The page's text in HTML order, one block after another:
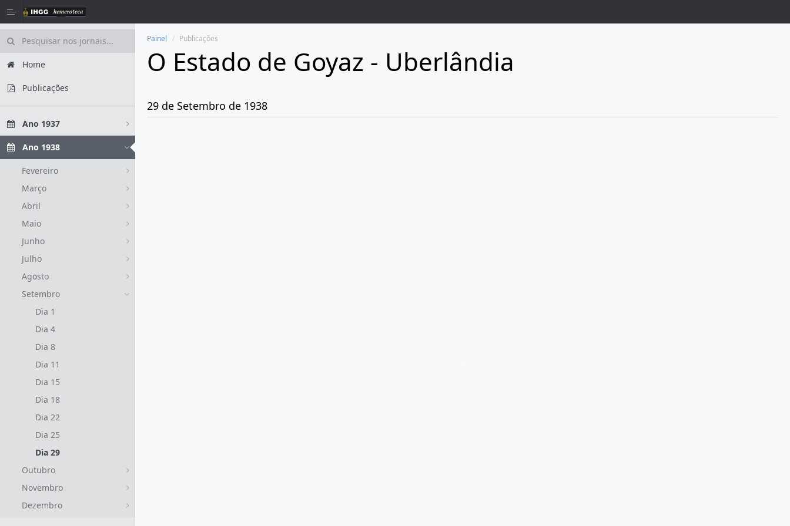
Home
Publicações
Ano 1937
Ano 1938
Fevereiro
Março
Abril
Maio
Junho
Julho
Agosto
Setembro
Dia 1
Dia 4
Dia 8
Dia 11
Dia 15
Dia 18
Dia 22
Dia 25
Dia 29
Outubro
Novembro
Dezembro
Painel Publicações
O Estado de Goyaz - Uberlândia
29 de Setembro de 1938